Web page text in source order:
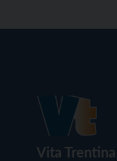
Vita